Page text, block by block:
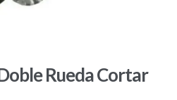
Rueda Cortar